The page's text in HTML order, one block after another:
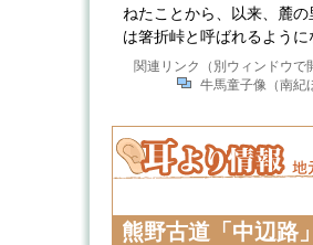
ねたことから、以来、麓
は箸折峠と呼ばれるよう
関連リンク（別ウィンドウで
牛馬童子像（南紀
熊野古道「中辺路